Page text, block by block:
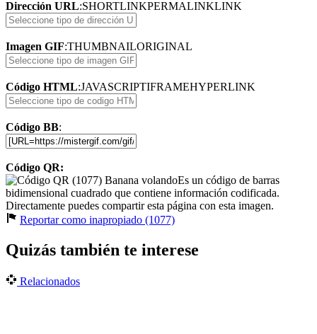
Dirección URL:SHORTLINKPERMALINKLINK
Imagen GIF:THUMBNAILORIGINAL
Código HTML:JAVASCRIPTIFRAMEHYPERLINK
Código BB:
Código QR:
Es un código de barras
bidimensional cuadrado que contiene información codificada.
Directamente puedes compartir esta página con esta imagen.
Reportar como inapropiado (1077)
Quizás también te interese
Relacionados